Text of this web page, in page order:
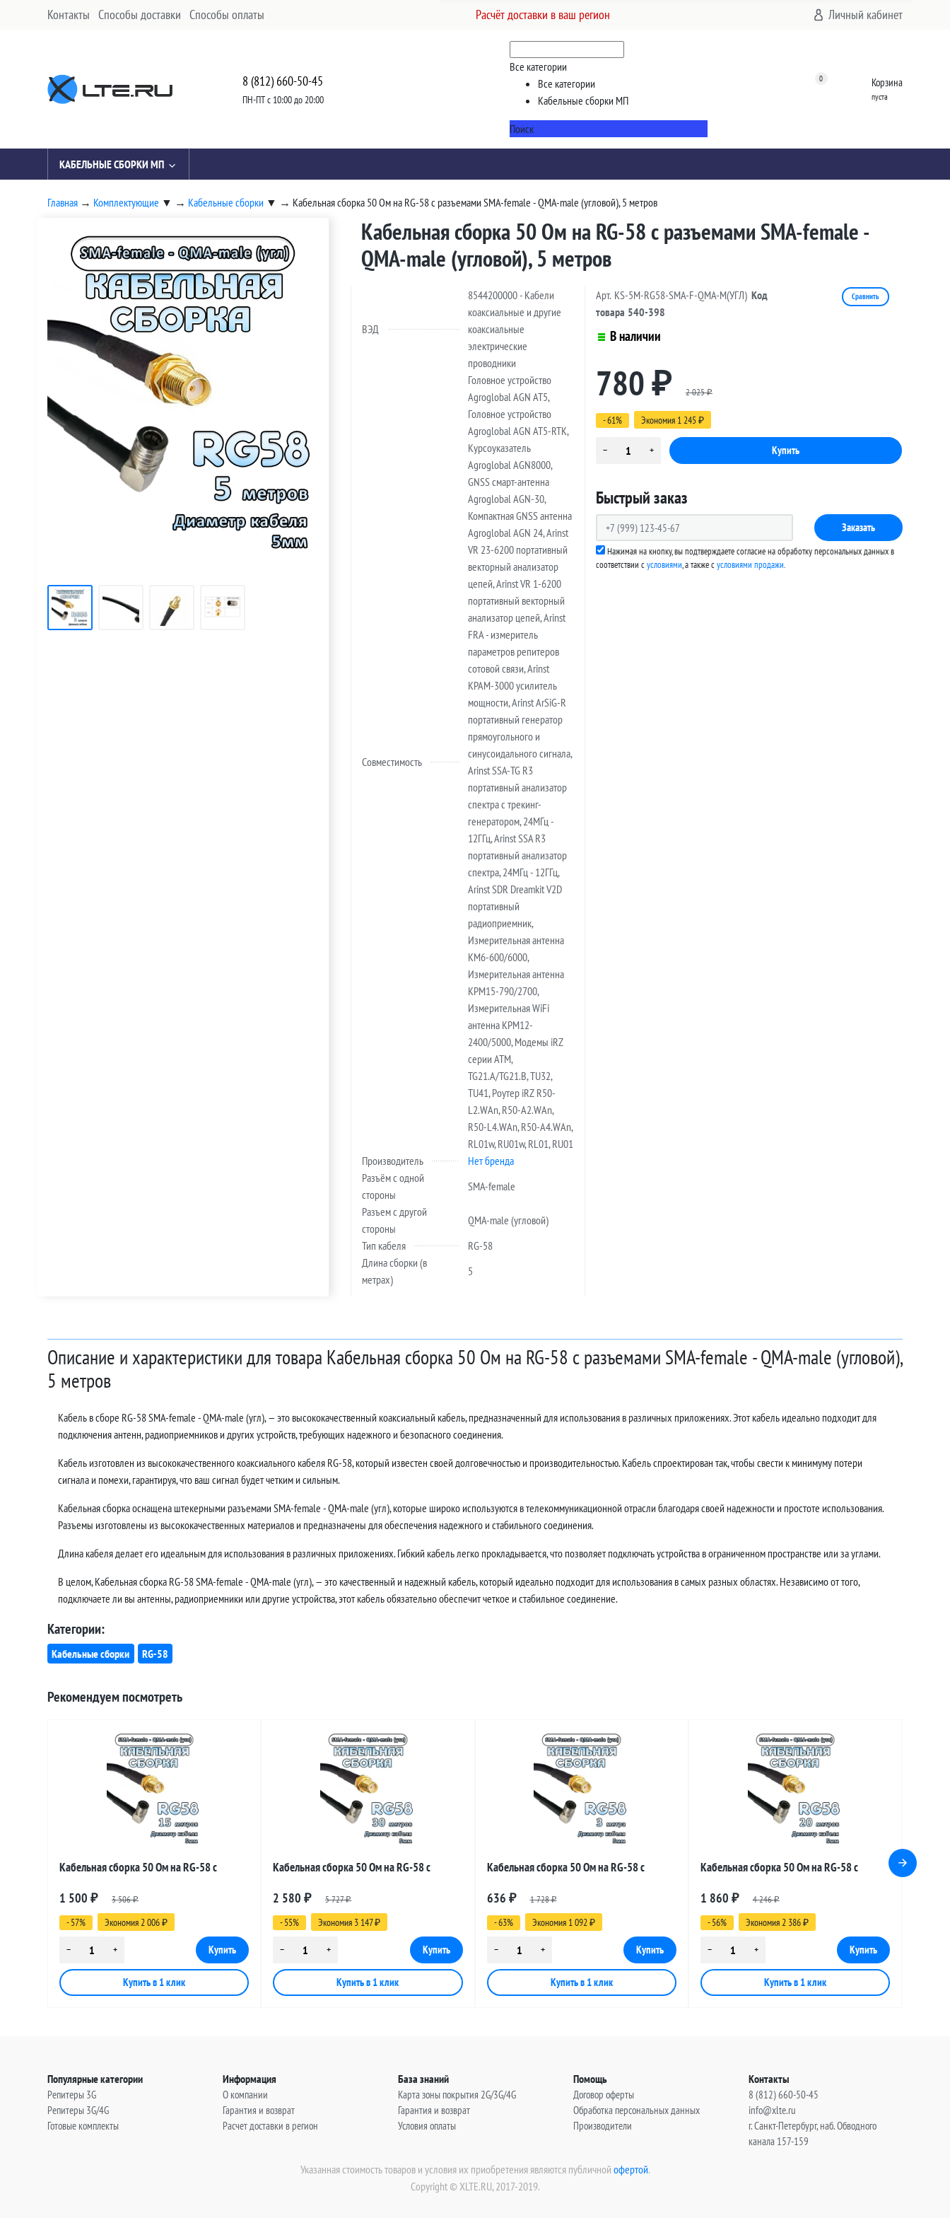
Контакты Способы доставки Способы оплаты Расчёт доставки в ваш регион Личный кабинет
8 (812) 660-50-45
ПН-ПТ с 10:00 до 20:00
Все категории
Все категории
Кабельные сборки МП
Поиск
0 Корзина
пуста
КАБЕЛЬНЫЕ СБОРКИ МП
Главная → Комплектующие ▼ → Кабельные сборки ▼ → Кабельная сборка 50 Ом на RG-58 с разъемами SMA-female - QMA-male (угловой), 5 метров
Кабельная сборка 50 Ом на RG-58 с разъемами SMA-female -
QMA-male (угловой), 5 метров
ВЭД
8544200000 - Кабели
коаксиальные и другие
коаксиальные
электрические
проводники
Совместимость
Головное устройство
Agroglobal AGN AT5,
Головное устройство
Agroglobal AGN AT5-RTK,
Курсоуказатель
Agroglobal AGN8000,
GNSS смарт-антенна
Agroglobal AGN-30,
Компактная GNSS антенна
Agroglobal AGN 24, Arinst
VR 23-6200 портативный
векторный анализатор
цепей, Arinst VR 1-6200
портативный векторный
анализатор цепей, Arinst
FRA - измеритель
параметров репитеров
сотовой связи, Arinst
KPAM-3000 усилитель
мощности, Arinst ArSiG-R
портативный генератор
прямоугольного и
синусоидального сигнала,
Arinst SSA-TG R3
портативный анализатор
спектра с трекинг-
генератором, 24МГц -
12ГГц, Arinst SSA R3
портативный анализатор
спектра, 24МГц - 12ГГц,
Arinst SDR Dreamkit V2D
портативный
радиоприемник,
Измерительная антенна
KM6-600/6000,
Измерительная антенна
KPM15-790/2700,
Измерительная WiFi
антенна KPM12-
2400/5000, Модемы iRZ
серии ATM,
TG21.A/TG21.B, TU32,
TU41, Роутер iRZ R50-
L2.WAn, R50-A2.WAn,
R50-L4.WAn, R50-A4.WAn,
RL01w, RU01w, RL01, RU01
Производитель
Нет бренда
Разъём с одной
стороны
SMA-female
Разъем с другой
стороны
QMA-male (угловой)
Тип кабеля
RG-58
Длина сборки (в
метрах)
5
Арт. KS-5M-RG58-SMA-F-QMA-M(УГЛ) Код
товара 540-398
Сравнить
В наличии
780 ₽ 2 025₽
- 61% Экономия 1 245 ₽
Быстрый заказ
Заказать
Нажимая на кнопку, вы подтверждаете согласие на обработку персональных данных в
соответствии сусловиями, а также cусловиями продажи.
Описание и характеристики для товара Кабельная сборка 50 Ом на RG-58 с разъемами SMA-female - QMA-male (угловой),
5 метров
Кабель в сборе RG-58 SMA-female - QMA-male (угл), — это высококачественный коаксиальный кабель, предназначенный для использования в различных приложениях. Этот кабель идеально подходит для
подключения антенн, радиоприемников и других устройств, требующих надежного и безопасного соединения.
Кабель изготовлен из высококачественного коаксиального кабеля RG-58, который известен своей долговечностью и производительностью. Кабель спроектирован так, чтобы свести к минимуму потери
сигнала и помехи, гарантируя, что ваш сигнал будет четким и сильным.
Кабельная сборка оснащена штекерными разъемами SMA-female - QMA-male (угл), которые широко используются в телекоммуникационной отрасли благодаря своей надежности и простоте использования.
Разъемы изготовлены из высококачественных материалов и предназначены для обеспечения надежного и стабильного соединения.
Длина кабеля делает его идеальным для использования в различных приложениях. Гибкий кабель легко прокладывается, что позволяет подключать устройства в ограниченном пространстве или за углами.
В целом, Кабельная сборка RG-58 SMA-female - QMA-male (угл), — это качественный и надежный кабель, который идеально подходит для использования в самых разных областях. Независимо от того,
подключаете ли вы антенны, радиоприемники или другие устройства, этот кабель обязательно обеспечит четкое и стабильное соединение.
Категории:
Кабельные сборки RG-58
Рекомендуем посмотреть
Кабельная сборка 50 Ом на RG-58 с
(угловой), 15 метров
1 500 ₽ 3 506₽
- 57% Экономия 2 006 ₽
Кабельная сборка 50 Ом на RG-58 с
(угловой), 30 метров
2 580₽ 5 727₽
- 55% Экономия 3 147₽
Кабельная сборка 50 Ом на RG-58 с
(угловой), 3 метра
636 ₽ 1 728₽
- 63% Экономия 1 092 ₽
Кабельная сборка 50 Ом на RG-58 с
(угловой), 20 метров
1 860 ₽ 4 246₽
- 56% Экономия 2 386 ₽
Популярные категории
Репитеры 3G
Репитеры 3G/4G
Готовые комплекты
Информация
О компании
Гарантия и возврат
Расчет доставки в регион
База знаний
Карта зоны покрытия 2G/3G/4G
Гарантия и возврат
Условия оплаты
Помощь
Договор оферты
Обработка персональных данных
Производители
Контакты
8 (812) 660-50-45
info@xlte.ru
г. Санкт-Петербург, наб. Обводного
канала 157-159
Указанная стоимость товаров и условия их приобретения являются публичной офертой.
Copyright © XLTE.RU, 2017-2019.